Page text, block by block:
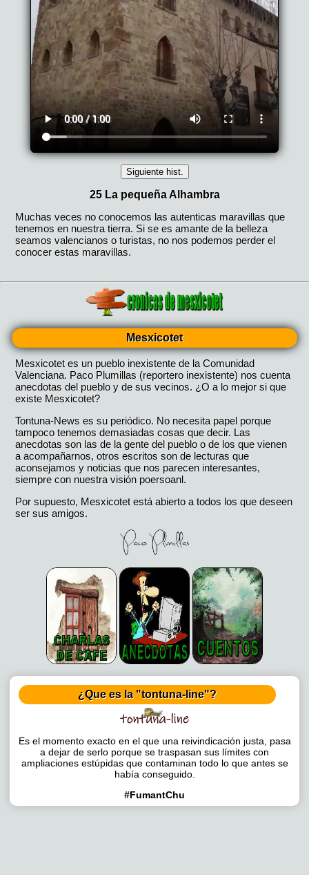
Mesxicotet
Mesxicotet es un pueblo inexistente de la Comunidad
Valenciana. Paco Plumillas (reportero inexistente) nos cuenta
anecdotas del pueblo y de sus vecinos. ¿O a lo mejor si que
existe Mesxicotet?
Tontuna-News es su periódico. No necesita papel porque
tampoco tenemos demasiadas cosas que decir. Las
anecdotas son las de la gente del pueblo o de los que vienen
a acompañarnos, otros escritos son de lecturas que
aconsejamos y noticias que nos parecen interesantes,
siempre con nuestra visión poersoanl.
Por supuesto, Mesxicotet está abierto a todos los que deseen
ser sus amigos.
¿Que es la "tontuna-line"?
Es el momento exacto en el que una reivindicación justa, pasa
a dejar de serlo porque se traspasan sus límites con
ampliaciones estúpidas que contaminan todo lo que antes se
había conseguido.
#FumantChu